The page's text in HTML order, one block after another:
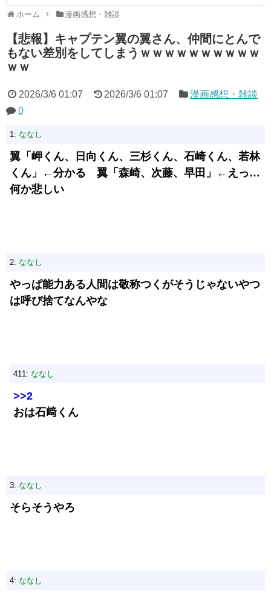
ホーム 漫画感想・雑談
【悲報】キャプテン翼の翼さん、仲間にとんで
もない差別をしてしまうｗｗｗｗｗｗｗｗｗｗ
ｗｗ
2026/3/6 01:07 2026/3/6 01:07
漫画感想・雑談
0
1: ななし
翼「岬くん、日向くん、三杉くん、石崎くん、若林
くん」←分かる 翼「森崎、次藤、早田」←えっ…
何か悲しい
2: ななし
やっぱ能力ある人間は敬称つくがそうじゃないやつ
は呼び捨てなんやな
411: ななし
>>2
おは石﨑くん
3: ななし
そらそうやろ
4: ななし